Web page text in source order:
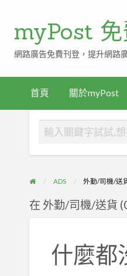
myPost 免
網路廣告免費刊登，提升網路
首頁 關於myPost
ADS 外勤/司機/送
在 外勤/司機/送貨
什麼都